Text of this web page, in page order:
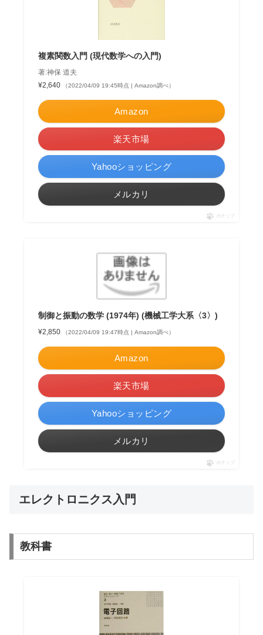
複素関数入門 (現代数学への入門)
著:神保 道夫
¥2,640
（2022/04/09 19:45時点 | Amazon調べ）
Amazon
楽天市場
Yahooショッピング
メルカリ
ポチップ
制御と振動の数学 (1974年) (機械工学大系〈3〉)
¥2,850 （2022/04/09 19:47時点 | Amazon調べ）
Amazon
楽天市場
Yahooショッピング
メルカリ
ポチップ
エレクトロニクス入門
教科書